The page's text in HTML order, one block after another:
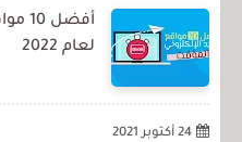
لعام 2022
24 أكتوبر 2021